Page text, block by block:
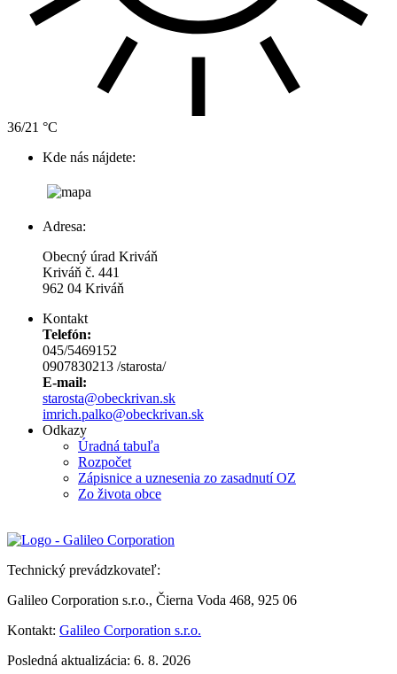
36/21 °C
Kde nás nájdete:
Adresa:
Obecný úrad Kriváň
Kriváň č. 441
962 04 Kriváň
Kontakt
Telefón:
045/5469152
0907830213 /starosta/
E-mail:
starosta@obeckrivan.sk
imrich.palko@obeckrivan.sk
Odkazy
Úradná tabuľa
Rozpočet
Zápisnice a uznesenia zo zasadnutí OZ
Zo života obce
Technický prevádzkovateľ:
Galileo Corporation s.r.o., Čierna Voda 468, 925 06
Kontakt: Galileo Corporation s.r.o.
Posledná aktualizácia: 6. 8. 2026